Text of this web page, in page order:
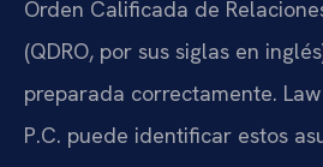
Orden Calificada de
(QDRO, por sus siglas en
preparada correctamente. Law
P.C. puede identificar estos